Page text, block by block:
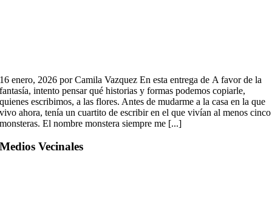
16 enero, 2026 por Camila Vazquez En esta entrega de A favor de la
fantasía, intento pensar qué historias y formas podemos copiarle,
quienes escribimos, a las flores. Antes de mudarme a la casa en la que
vivo ahora, tenía un cuartito de escribir en el que vivían al menos cinco
monsteras. El nombre monstera siempre me [...]
Medios Vecinales